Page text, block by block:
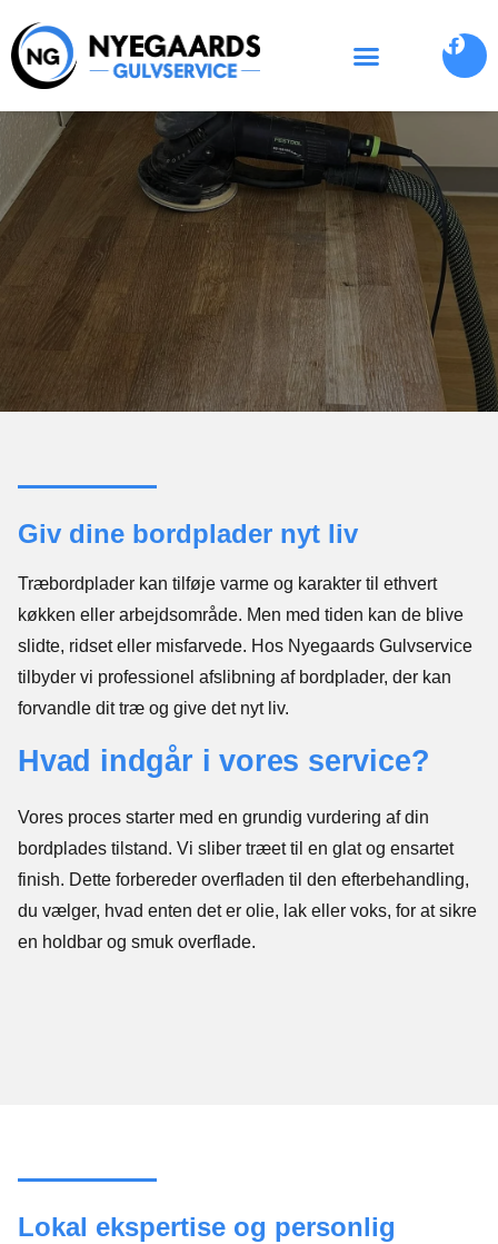
Giv dine bordplader nyt liv
Træbordplader kan tilføje varme og karakter til ethvert
køkken eller arbejdsområde. Men med tiden kan de blive
slidte, ridset eller misfarvede. Hos Nyegaards Gulvservice
tilbyder vi professionel afslibning af bordplader, der kan
forvandle dit træ og give det nyt liv.
Hvad indgår i vores service?
Vores proces starter med en grundig vurdering af din
bordplades tilstand. Vi sliber træet til en glat og ensartet
finish. Dette forbereder overfladen til den efterbehandling,
du vælger, hvad enten det er olie, lak eller voks, for at sikre
en holdbar og smuk overflade.
Lokal ekspertise og personlig